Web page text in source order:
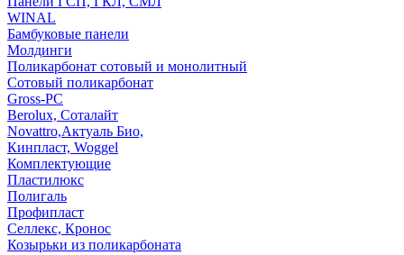
WINAL
Бамбуковые панели
Молдинги
Поликарбонат сотовый и монолитный
Сотовый поликарбонат
Gross-PC
Berolux, Соталайт
Novattro,Актуаль Био,
Кинпласт, Woggel
Комплектующие
Пластилюкс
Полигаль
Профипласт
Селлекс, Кронос
Козырьки из поликарбоната